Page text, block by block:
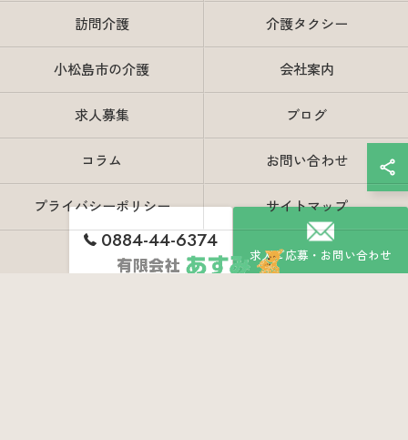
0884-44-6374
求人ご応募・お問い合わせ
訪問介護 介護タクシー
小松島市の介護 会社案内
求人募集 ブログ
コラム お問い合わせ
プライバシーポリシー サイトマップ